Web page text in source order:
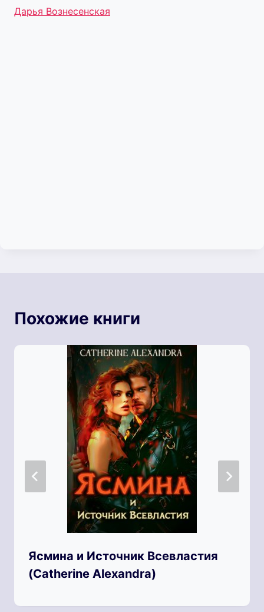
Метки
Дарья Вознесенская
Похожие книги
Ясмина и Источник Всевластия
(Catherine Alexandra)